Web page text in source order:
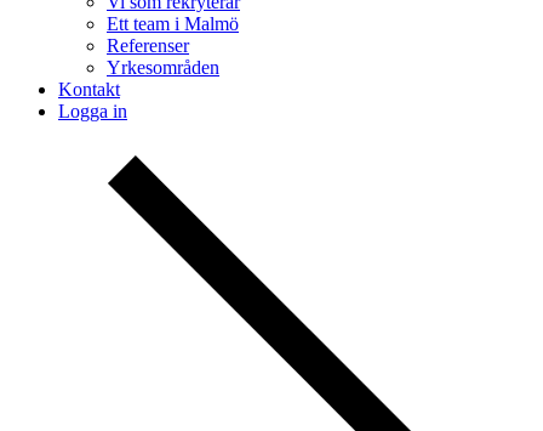
Ett team i Malmö
Referenser
Yrkesområden
Kontakt
Logga in